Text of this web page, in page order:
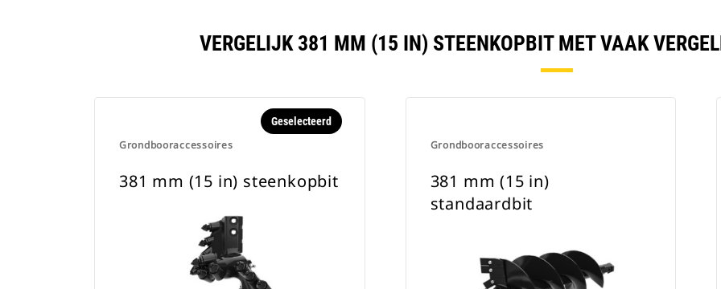
VERGELIJK 381 MM (15 IN) STEENKOPBIT MET VAAK
Grondbooraccessoires
Geselecteerd
381 mm (15 in) steenkopbit
Grondbooraccessoires
381 mm (15 in)
standaardbit